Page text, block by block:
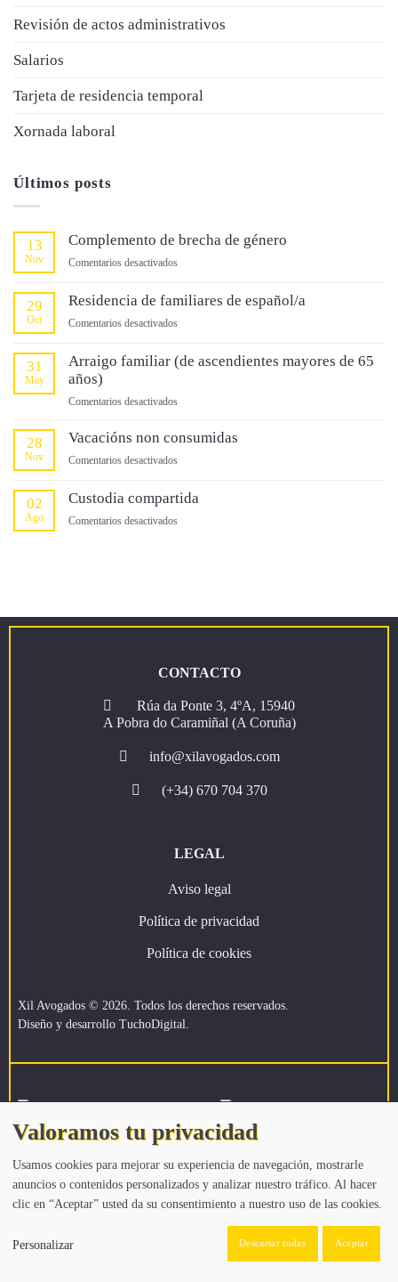
Revisión de actos administrativos
Salarios
Tarjeta de residencia temporal
Xornada laboral
Últimos posts
13
Nov
Complemento de brecha de género
Comentarios desactivadosen
de
de
29
Oct
Residencia de familiares de español/a
Comentarios desactivadosen
de
familiares
español/a
31
May
Arraigo familiar (de ascendientes mayores de 65
años)
Comentarios desactivadosen
familiar
de
28
Nov
Vacacións non consumidas
Comentarios desactivadosen
non
02
Ago
Custodia compartida
Comentarios desactivadosen
Financiado por la Unión Europea – NextGenerationEU.
CONTACTO
Rúa da Ponte 3, 4ºA, 15940
A Pobra do Caramiñal (A Coruña)
info@xilavogados.com
(+34) 670 704 370
LEGAL
Aviso legal
Política de privacidad
Política de cookies
Xil Avogados © 2026. Todos los derechos reservados.
Diseño y desarrollo TuchoDigital.
Valoramos tu privacidad
Usamos cookies para mejorar su experiencia de navegación, mostrarle
anuncios o contenidos personalizados y analizar nuestro tráfico. Al hacer
clic en “Aceptar” usted da su consentimiento a nuestro uso de las cookies.
Personalizar Descartar todas Aceptar